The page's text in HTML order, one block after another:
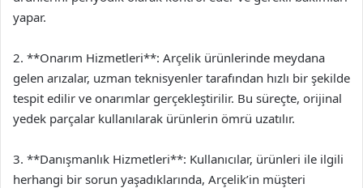
yapar.
2. **Onarım Hizmetleri**: Arçelik ürünlerinde meydana
gelen arızalar, uzman teknisyenler tarafından hızlı bir şekilde
tespit edilir ve onarımlar gerçekleştirilir. Bu süreçte, orijinal
yedek parçalar kullanılarak ürünlerin ömrü uzatılır.
3. **Danışmanlık Hizmetleri**: Kullanıcılar, ürünleri ile ilgili
herhangi bir sorun yaşadıklarında, Arçelik’in müşteri